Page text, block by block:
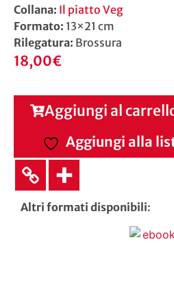
Collana: Il piatto Veg
Formato: 13×21 cm
Rilegatura: Brossura
18,00€
Aggiungi al
Aggiungi alla
Altri formati disponibili: